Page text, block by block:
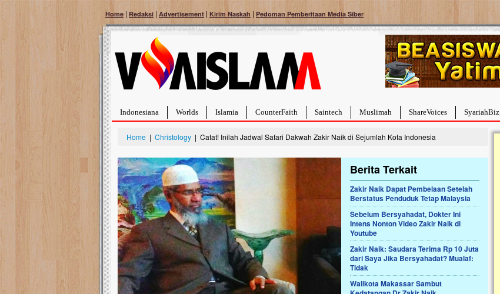
Home | Redaksi | Advertisement | Kirim Naskah | Pedoman Pemberitaan Media Siber
Indonesiana Worlds Islamia CounterFaith Saintech Muslimah ShareVoices SyariahBiz
Home | Christology | Catat! Inilah Jadwal Safari Dakwah Zakir Naik di Sejumlah Kota Indonesia
Berita Terkait
Zakir Naik Dapat Pembelaan Setelah
Berstatus Penduduk Tetap Malaysia
Sebelum Bersyahadat, Dokter Ini
Intens Nonton Video Zakir Naik di
Youtube
Zakir Naik: Saudara Terima Rp 10 Juta
dari Saya Jika Bersyahadat? Mualaf:
Tidak
Walikota Makassar Sambut
Bantu Naura, Balita Hebat Sembuh Dari
Tumor Pembuluh Darah
Hidup Naura Salsabila dipenuhi dengan
rintangan yang sangat berat. Meskipun baru
berusia sepuluh bulan, bayi yang imut ini harus
menghadapi penyakit yang dahsyat, yaitu tumor
pembuluh darah berukuran...
Lima Tahun Mangkrak, Masjid di